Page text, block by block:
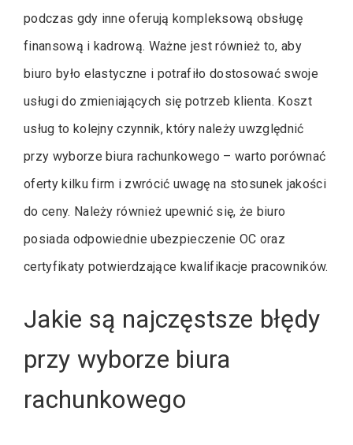
podczas gdy inne oferują kompleksową obsługę
finansową i kadrową. Ważne jest również to, aby
biuro było elastyczne i potrafiło dostosować swoje
usługi do zmieniających się potrzeb klienta. Koszt
usług to kolejny czynnik, który należy uwzględnić
przy wyborze biura rachunkowego – warto porównać
oferty kilku firm i zwrócić uwagę na stosunek jakości
do ceny. Należy również upewnić się, że biuro
posiada odpowiednie ubezpieczenie OC oraz
certyfikaty potwierdzające kwalifikacje pracowników.
Jakie są najczęstsze błędy
przy wyborze biura
rachunkowego